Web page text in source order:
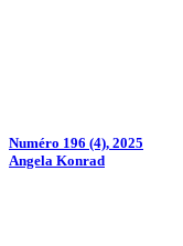
Numéro 196 (4), 2025
Angela Konrad